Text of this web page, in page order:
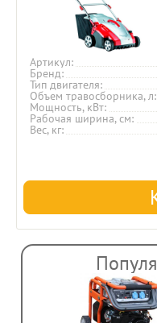
Артикул
Бренд
Тип двигателя
Объем травосборника, л
Мощность, кВт
Рабочая ширина, см
Вес, кг